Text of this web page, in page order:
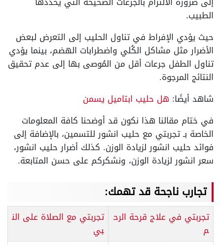
الطبيب.
حيث يؤدي الإفراط في تناول الحليب إلى التعرض لبعض
الأضرار مثل مشاكل الكُلي واضطرابات الهضم، بينما يؤدي
تناول الطفل جرعات أقل من المُوصى بها إلى عدم تحقيق
النتائج المرجوة.
شاهد أيضًا: هل حليب ابتاميل يسمن
في ختام مقالنا هذا نكون قد أوضحنا كافة المعلومات
الخاصة بـ تجربتي مع حليب انشور للتسمين، بالإضافة إلى
فوائد حليب انشور لزيادة الوزن. كذلك أضرار حليب انشور،
سعر انشور لزيادة الوزن، ونشكركم على حسن المتابعة.
تجارب ناجحة قد تهمك:
تجربتي في علاج قرحة الرح
م
تجربتي مع الصلاة على الن
بي